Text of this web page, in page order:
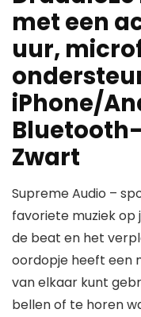
met een
uur,
iPhone/
Zwart
Supreme Audio –
favoriete muziek op
de beat en het
oordopje heeft een
van elkaar kunt
bellen of te horen